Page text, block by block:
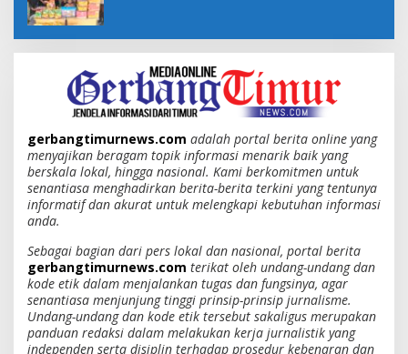
gerbangtimurnews.com adalah portal berita online yang
menyajikan beragam topik informasi menarik baik yang
berskala lokal, hingga nasional. Kami berkomitmen untuk
senantiasa menghadirkan berita-berita terkini yang tentunya
informatif dan akurat untuk melengkapi kebutuhan informasi
anda.
Sebagai bagian dari pers lokal dan nasional, portal berita
gerbangtimurnews.com terikat oleh undang-undang dan
kode etik dalam menjalankan tugas dan fungsinya, agar
senantiasa menjunjung tinggi prinsip-prinsip jurnalisme.
Undang-undang dan kode etik tersebut sakaligus merupakan
panduan redaksi dalam melakukan kerja jurnalistik yang
independen serta disiplin terhadap prosedur kebenaran dan